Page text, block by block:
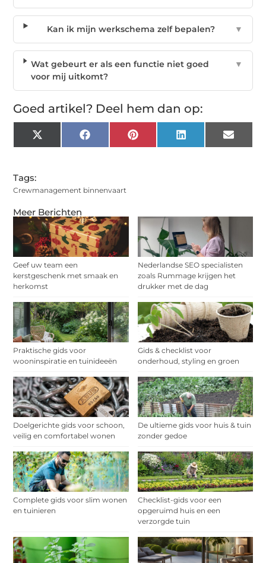
Meer Berichten
Geef uw team een
kerstgeschenk met smaak en
herkomst
Nederlandse SEO specialisten
zoals Rummage krijgen het
drukker met de dag
Praktische gids voor
wooninspiratie en tuinideeën
Gids & checklist voor
onderhoud, styling en groen
Doelgerichte gids voor schoon,
veilig en comfortabel wonen
De ultieme gids voor huis & tuin
zonder gedoe
Complete gids voor slim wonen
en tuinieren
Checklist-gids voor een
opgeruimd huis en een
verzorgde tuin
Kan ik mijn werkschema zelf bepalen? ▼
Wat gebeurt er als een functie niet goed
voor mij uitkomt?
▼
Goed artikel? Deel hem dan op:
X
(Twitter)
Facebook Pinterest LinkedIn Email
Tags:
Crewmanagement binnenvaart